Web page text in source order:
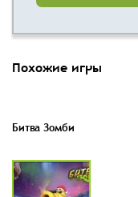
Похожие игры
Битва Зомби